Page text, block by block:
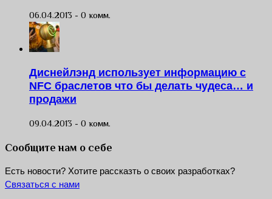
06.04.2013 - 0 комм.
Диснейлэнд использует информацию с
NFC браслетов что бы делать чудеса… и
продажи
09.04.2013 - 0 комм.
Сообщите нам о себе
Есть новости? Хотите рассказть о своих разработках?
Связаться с нами